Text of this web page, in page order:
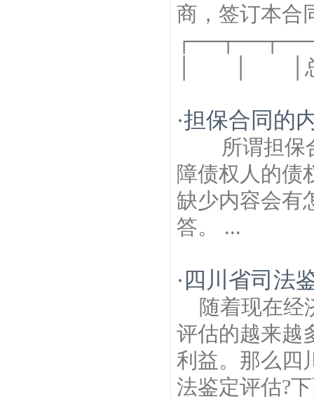
商，签订
│ │ │总
·担保合同的
所谓担保
障债权人的债
缺少内容会有
答。 ...
· 四川省司法
随着现在经
评估的越来越
利益。那么四
法鉴定评估?